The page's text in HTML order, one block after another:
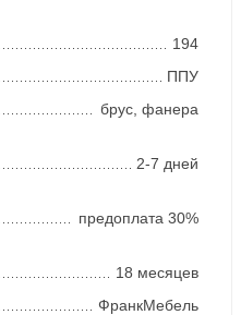
194
ППУ
брус, фанера
2-7 дней
предоплата 30%
18 месяцев
ФранкМебель